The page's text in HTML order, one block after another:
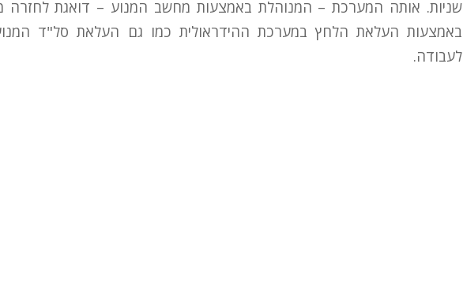
שניות. אותה המערכת – המנוהלת באמצעות מחשב המנוע – דואגת לחזרה
באמצעות העלאת הלחץ במערכת ההידראולית כמו גם העלאת סל"ד
לעבודה.